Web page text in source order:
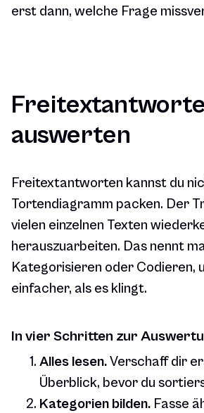
erst dann, welche Frage
auswerten
Freitextantworten kannst du
Tortendiagramm packen. Der
vielen einzelnen Texten
herauszuarbeiten. Das nennt
Kategorisieren oder Codieren,
einfacher, als es klingt.
In vier Schritten zur
Alles lesen.Verschaff dir
Überblick, bevor du
Kategorien bilden. Fasse